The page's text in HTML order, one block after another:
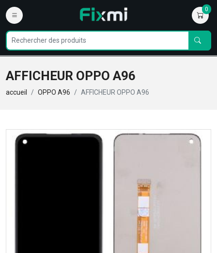
0
AFFICHEUR OPPO A96
accueil OPPO A96 AFFICHEUR OPPO A96